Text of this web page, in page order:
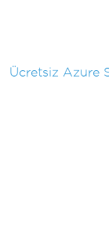
Ücretsiz Azure